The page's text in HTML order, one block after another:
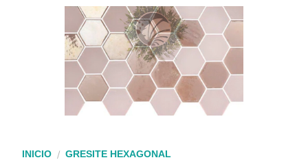
INICIO / GRESITE HEXAGONAL